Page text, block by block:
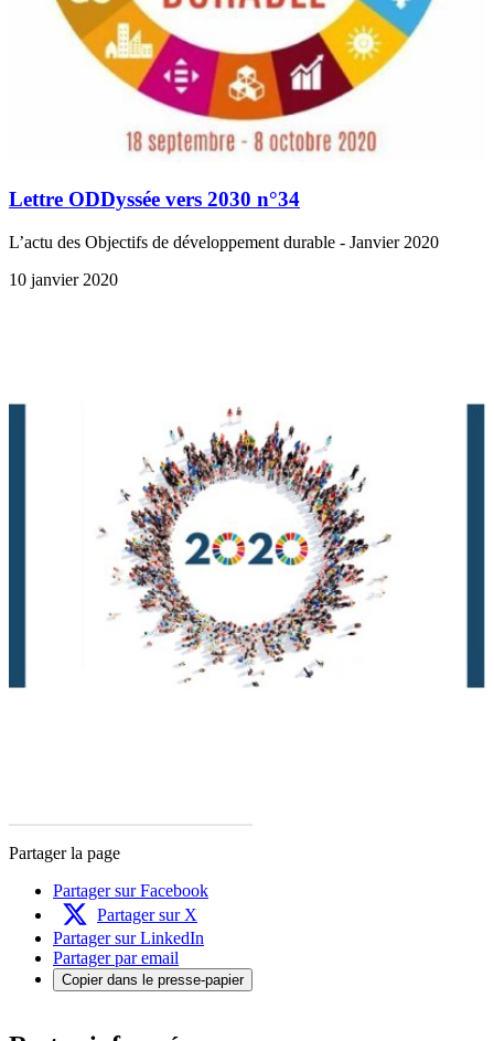
Lettre ODDyssée vers 2030 n°34
L’actu des Objectifs de développement durable - Janvier 2020
10 janvier 2020
Partager la page
Partager sur Facebook
Partager sur X
Partager sur LinkedIn
Partager par email
Copier dans le presse-papier